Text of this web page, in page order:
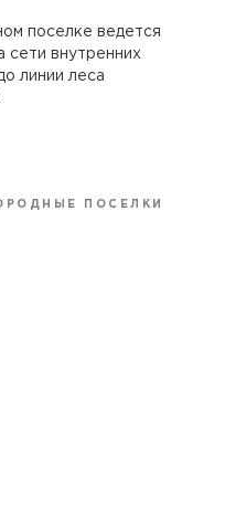
поселке ведется
сети внутренних
линии леса
ПОСЕЛКИ